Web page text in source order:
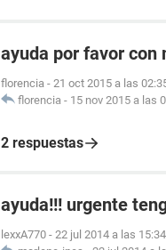
ayuda por favor con
florencia - 21 oct 2015 a las
florencia - 15 nov 2015 a las
2 respuestas
ayuda!!! urgente
lexxA770 - 22 jul 2014 a las 15:34